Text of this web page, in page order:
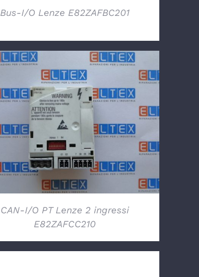
Bus-I/O Lenze E82ZAFBC201
DETTAGLI
CAN-I/O PT Lenze 2 ingressi
E82ZAFCC210